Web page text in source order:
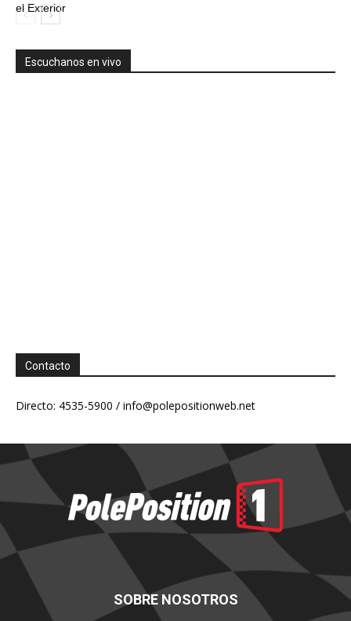
el Exterior
Escuchanos en vivo
Contacto
Directo: 4535-5900 / info@polepositionweb.net
SOBRE NOSOTROS